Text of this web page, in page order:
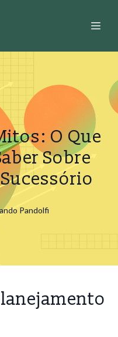
O Que
Sobre
Pandolfi